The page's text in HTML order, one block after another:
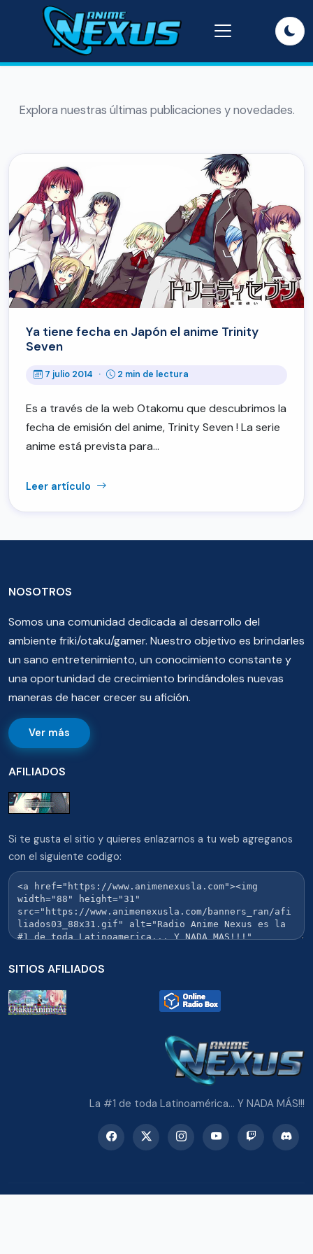
Explora nuestras últimas publicaciones y novedades.
Ya tiene fecha en Japón el anime Trinity
Seven
7 julio 2014 · 2 min de lectura
Es a través de la web Otakomu que descubrimos la
fecha de emisión del anime, Trinity Seven ! La serie
anime está prevista para…
Leer artículo
NOSOTROS
Somos una comunidad dedicada al desarrollo del
ambiente friki/otaku/gamer. Nuestro objetivo es brindarles
un sano entretenimiento, un conocimiento constante y
una oportunidad de crecimiento brindándoles nuevas
maneras de hacer crecer su afición.
Ver más
AFILIADOS
Si te gusta el sitio y quieres enlazarnos a tu web agreganos
con el siguiente codigo:
SITIOS AFILIADOS
La #1 de toda Latinoamérica... Y NADA MÁS!!!